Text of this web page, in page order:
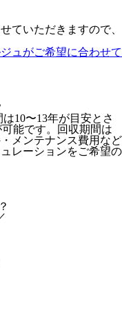
ていただきますので、
ュがご希望に合わせて
10〜13年が目安とさ
能です。回収期間は
メンテナンス費用など
レーションをご希望の